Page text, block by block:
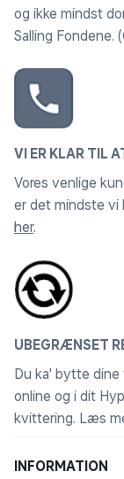
og ikke mindst
Salling Fondene.
VI ER KLAR TIL
Vores venlige
er det mindste vi
her.
UBEGRÆNSET
Du ka' bytte dine
online og i dit
kvittering. Læs
INFORMATION